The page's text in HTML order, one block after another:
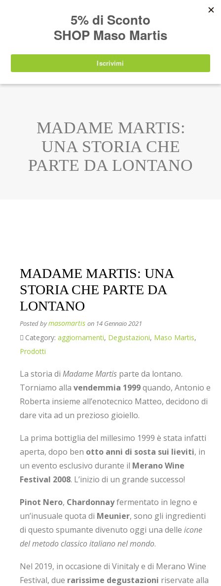
IT EN DE SHOP
MADAME MARTIS:
UNA STORIA CHE
PARTE DA LONTANO
MADAME MARTIS: UNA
STORIA CHE PARTE DA
LONTANO
Posted bymasomartis on 14 Gennaio 2021
Category: aggiornamenti, Degustazioni, Maso Martis,
Prodotti
La storia di Madame Martis parte da lontano.
Torniamo alla vendemmia 1999quando, Antonio e
Roberta insieme all’enotecnico Matteo, decidono di
dare vita ad un prezioso gioiello.
La prima bottiglia del millesimo 1999 è stata infatti
aperta, dopo ben otto anni di sosta sui lieviti, in
un evento esclusivo durante il Merano Wine
Festival 2008. L’inizio di un grande successo!
Pinot Nero, Chardonnayfermentato in legno e
un’inusuale quota di Meunier, sono gli ingredienti
di questo spumante divenuto oggi una delle icone
del metodo classico italiano nel mondo.
Nel 2019, in occasione di Vinitaly e di Merano Wine
Festival, due rarissime degustazioni riservate alla
nuovamente disponibili a partire da
agosto 2026.